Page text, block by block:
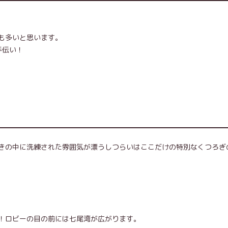
いと思います。
い！
中に洗練された雰囲気が漂うしつらいはここだけの特別なくつろ
ビーの目の前には七尾湾が広がります。